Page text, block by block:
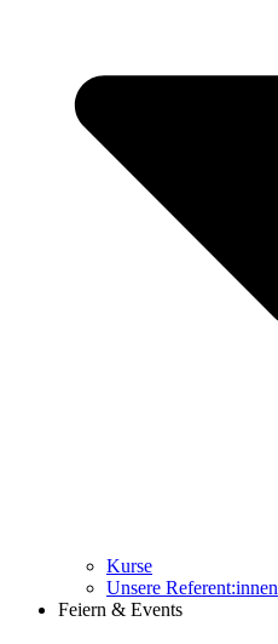
Kurse
Unsere Referent:innen
Feiern & Events